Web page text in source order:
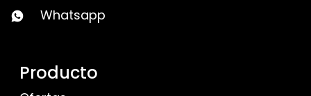
Whatsapp
Producto